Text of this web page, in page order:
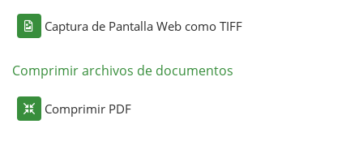
Captura de Pantalla Web como TIFF
Comprimir archivos de documentos
Comprimir PDF